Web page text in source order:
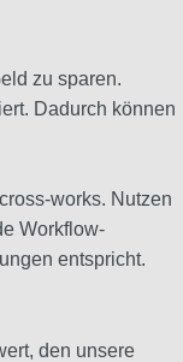
zu sparen.
Dadurch können
works. Nutzen
Workflow-
entspricht.
den unsere